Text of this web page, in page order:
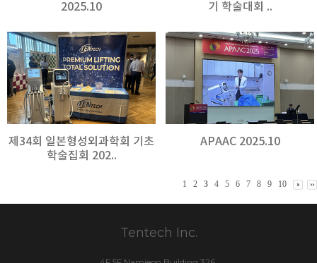
2025.10
기 학술대회 ..
제34회 일본형성외과학회 기초
학술집회 202..
APAAC 2025.10
1 2 3 4 5 6 7 8 9 10
Tentech Inc.